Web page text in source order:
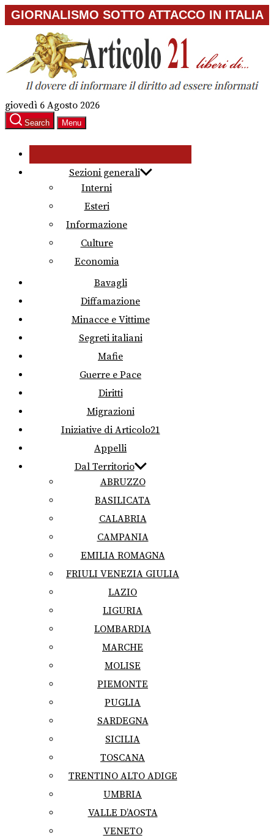
Skip
to
content
GIORNALISMO SOTTO ATTACCO IN ITALIA
giovedì 6 Agosto 2026
Search Menu
Sezioni generali
Interni
Esteri
Informazione
Culture
Economia
Bavagli
Diffamazione
Minacce e Vittime
Segreti italiani
Mafie
Guerre e Pace
Diritti
Migrazioni
Iniziative di Articolo21
Appelli
Dal Territorio
ABRUZZO
BASILICATA
CALABRIA
CAMPANIA
EMILIA ROMAGNA
FRIULI VENEZIA GIULIA
LAZIO
LIGURIA
LOMBARDIA
MARCHE
MOLISE
PIEMONTE
PUGLIA
SARDEGNA
SICILIA
TOSCANA
TRENTINO ALTO ADIGE
UMBRIA
VALLE D’AOSTA
VENETO